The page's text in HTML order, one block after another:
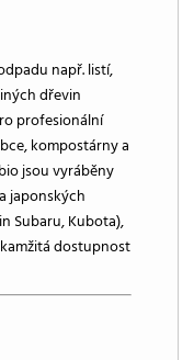
např. listí,
dřevin
profesionální
kompostárny a
jsou vyráběny
japonských
Subaru, Kubota),
dostupnost